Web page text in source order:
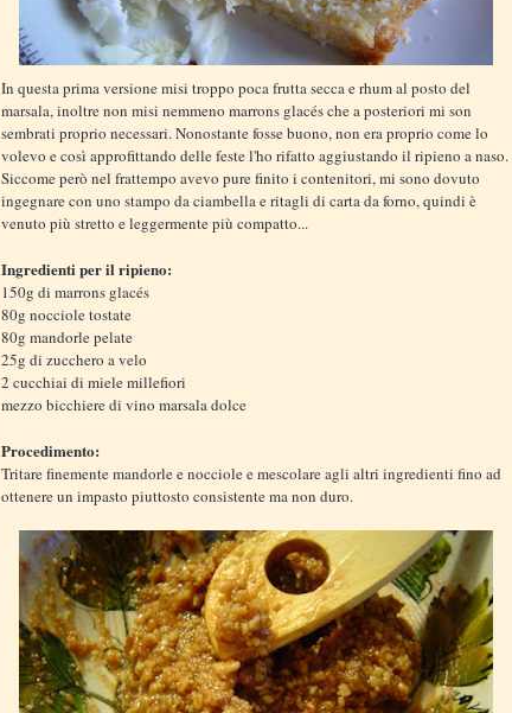
In questa prima versione misi troppo poca frutta secca e rhum al posto del
marsala, inoltre non misi nemmeno marrons glacés che a posteriori mi son
sembrati proprio necessari. Nonostante fosse buono, non era proprio come lo
volevo e così approfittando delle feste l'ho rifatto aggiustando il ripieno a naso.
Siccome però nel frattempo avevo pure finito i contenitori, mi sono dovuto
ingegnare con uno stampo da ciambella e ritagli di carta da forno, quindi è
venuto più stretto e leggermente più compatto...
Ingredienti per il ripieno:
150g di marrons glacés
80g nocciole tostate
80g mandorle pelate
25g di zucchero a velo
2 cucchiai di miele millefiori
mezzo bicchiere di vino marsala dolce
Procedimento:
Tritare finemente mandorle e nocciole e mescolare agli altri ingredienti fino ad
ottenere un impasto piuttosto consistente ma non duro.